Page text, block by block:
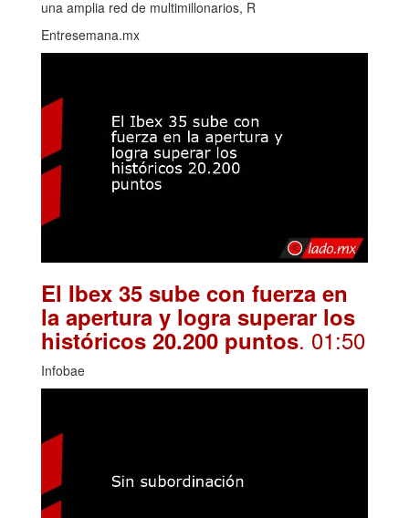
una amplia red de multimillonarios, R
Entresemana.mx
El Ibex 35 sube con fuerza en
la apertura y logra superar los
históricos 20.200 puntos. 01:50
Infobae